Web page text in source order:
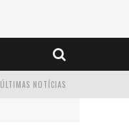
ÚLTIMAS NOTÍCIAS